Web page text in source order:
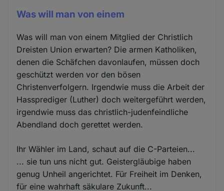
Was will man von einem
Was will man von einem Mitglied der Christlich
Dreisten Union erwarten? Die armen Katholiken,
denen die Schäfchen davonlaufen, müssen doch
geschützt werden vor den bösen
Christenverfolgern. Irgendwie muss die Arbeit der
Hassprediger (Luther) doch weitergeführt werden,
irgendwie muss das christlich-judenfeindliche
Abendland doch gerettet werden.
Ihr Wähler im Land, schaut auf die C-Parteien...
... sie tun uns nicht gut. Geistergläubige haben
genug Unheil angerichtet. Für Freiheit im Denken,
für eine wahrhaft säkulare Zukunft...